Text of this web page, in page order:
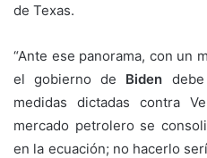
de Texas.
“Ante ese panorama, con un
el gobierno de Biden
medidas dictadas contra
mercado petrolero se
en la ecuación; no hacerlo